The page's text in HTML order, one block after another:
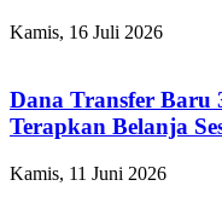
Kamis, 16 Juli 2026
Dana Transfer Baru
Terapkan Belanja
Kamis, 11 Juni 2026